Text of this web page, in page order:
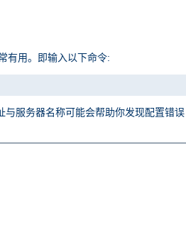
有用。即输入以下命令:
服务器名称可能会帮助你发现配置错